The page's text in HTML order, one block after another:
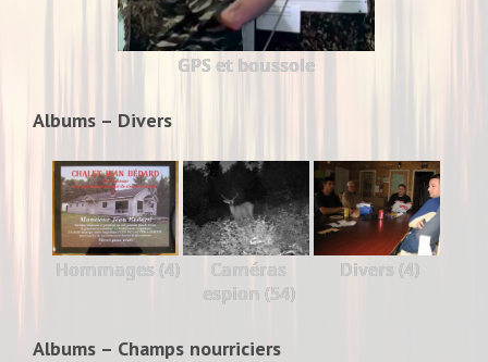
GPS et boussole
Albums – Divers
Hommages (4)
Caméras
espion (54)
Divers (4)
Albums – Champs nourriciers